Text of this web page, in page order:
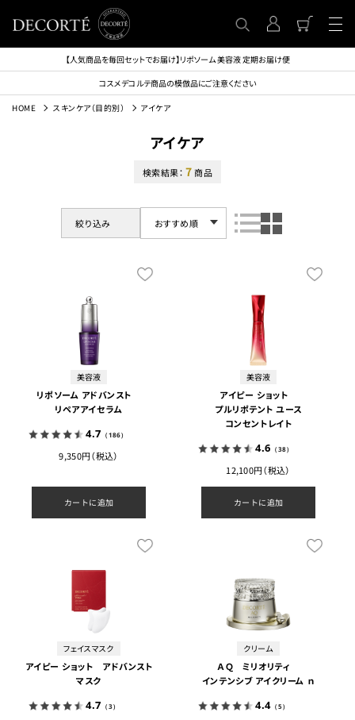
【人気商品を毎回セットでお届け】リポソーム 美容液 定期お届け便
コスメデコルテ商品の模倣品にご注意ください
HOME スキンケア（目的別） アイケア
アイケア
検索結果： 7商品
絞り込み おすすめ順
美容液
リポソーム アドバンスト
リペアアイセラム
4.7 （186）
9,350円（税込）
カートに追加
美容液
アイピー ショット
プルリポテント ユース
コンセントレイト
4.6 （38）
12,100円（税込）
カートに追加
フェイスマスク
アイピー ショット アドバンスト
マスク
4.7 （3）
クリーム
ＡＱ ミリオリティ
インテンシブ アイクリーム ｎ
4.4 （5）